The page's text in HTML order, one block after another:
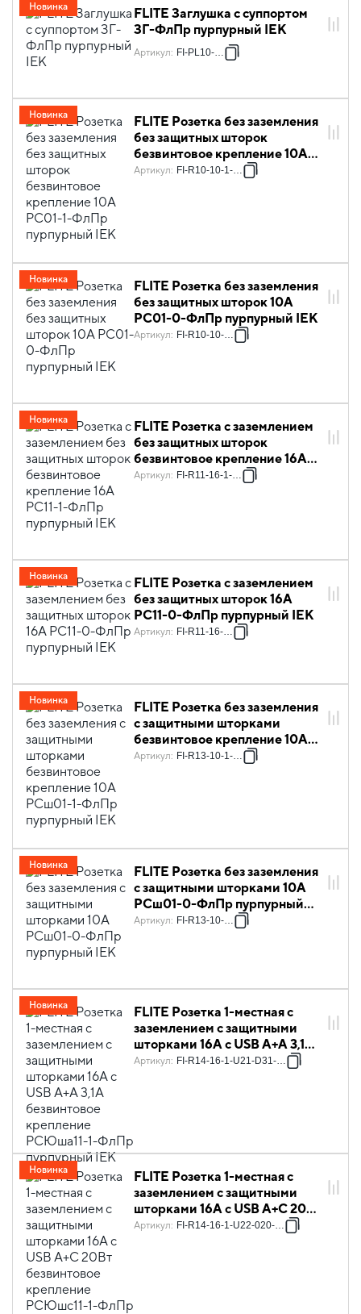
FLITE Заглушка с суппортом
ЗГ-ФлПр пурпурный IEK
Артикул: FI-PL10-K99
Новинка
FLITE Розетка без заземления
без защитных шторок
безвинтовое крепление 10А
РС01-1-ФлПр пурпурный IEK
Артикул: FI-R10-10-1-K99
Новинка
FLITE Розетка без заземления
без защитных шторок 10А
РС01-0-ФлПр пурпурный IEK
Артикул: FI-R10-10-K99
Новинка
FLITE Розетка с заземлением
без защитных шторок
безвинтовое крепление 16А
РС11-1-ФлПр пурпурный IEK
Артикул: FI-R11-16-1-K99
Новинка
FLITE Розетка с заземлением
без защитных шторок 16А
РС11-0-ФлПр пурпурный IEK
Артикул: FI-R11-16-K99
Новинка
FLITE Розетка без заземления
с защитными шторками
безвинтовое крепление 10А
РСш01-1-ФлПр пурпурный
Артикул: FI-R13-10-1-K99
Новинка
FLITE Розетка без заземления
с защитными шторками 10А
РСш01-0-ФлПр пурпурный
IEK
Артикул: FI-R13-10-K99
Новинка
FLITE Розетка 1-местная с
заземлением с защитными
шторками 16А с USB A+A 3,1А
безвинтовое крепление
Артикул: FI-R14-16-1-U21-D31-K99
Новинка
FLITE Розетка 1-местная с
заземлением с защитными
шторками 16А с USB A+C 20Вт
безвинтовое крепление
Артикул: FI-R14-16-1-U22-020-K99
Новинка